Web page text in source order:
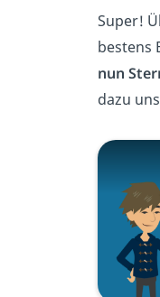
Super!
bestens
nun
dazu